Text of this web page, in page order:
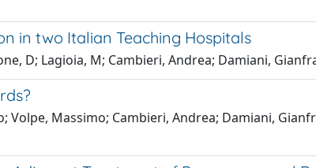
in two Italian Teaching Hospitals
D; Lagioia, M; Cambieri, Andrea; Damiani,
Volpe, Massimo; Cambieri, Andrea; Damiani,